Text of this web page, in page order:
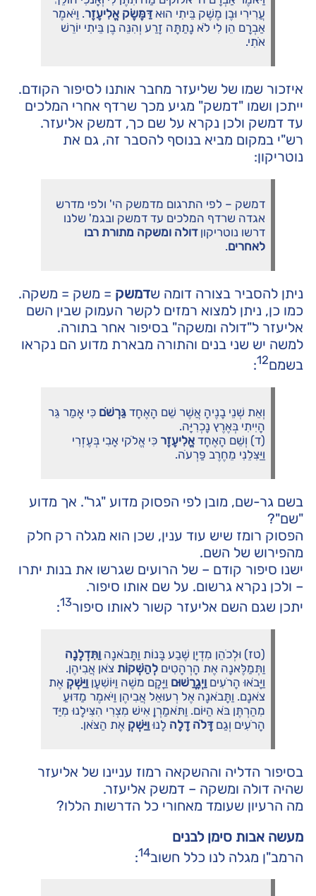
עֲרִירִי וּבֶן מֶשֶׁק בֵּיתִי הוּאדַּמֶּשֶׂק אֱלִיעֶזֶר. וַיֹּאמֶר
אַבְרָם הֵן לִי לֹא נָתַתָּה זָרַע וְהִנֵּה בֶן בֵּיתִי יוֹרֵשׁ
אֹתִי.
איזכור שמו של שליעזר מחבר אותנו לסיפור הקודם.
ייתכן ושמו "דמשק" מגיע מכך שרדף אחרי המלכים
עד דמשק ולכן נקרא על שם כך, דמשק אליעזר.
רש"י במקום מביא בנוסף להסבר זה, גם את
נוטריקון:
דמשק – לפי התרגום מדמשק הי' ולפי מדרש
אגדה שרדף המלכים עד דמשק ובגמ' שלנו
דרשו נוטריקוןדולה ומשקה מתורת רבו
לאחרים.
ניתן להסביר בצורה דומה שדמשק = משק = משקה.
כמו כן, ניתן למצוא רמזים לקשר העמוק שבין השם
אליעזר ל"דולה ומשקה" בסיפור אחר בתורה.
למשה יש שני בנים והתורה מבארת מדוע הם נקראו
בשמם12
:
וְאֵת שְׁנֵי בָנֶיהָ אֲשֶׁר שֵׁם הָאֶחָד גֵּרְשֹׁם כִּי אָמַר גֵּר
הָיִיתִי בְּאֶרֶץ נָכְרִיָּה.
(ד) וְשֵׁם הָאֶחָד אֱלִיעֶזֶר כִּי אֱלֹקי אָבִי בְּעֶזְרִי
וַיַּצִּלֵנִי מֵחֶרֶב פַּרְעֹה.
בשם גר-שם, מובן לפי הפסוק מדוע "גר". אך מדוע
"שם"?
הפסוק רומז שיש עוד ענין, שכן הוא מגלה רק חלק
מהפירוש של השם.
ישנו סיפור קודם – של הרועים שגרשו את בנות יתרו
– ולכן נקרא גרשום. על שם אותו סיפור.
יתכן שגם השם אליעזר קשור לאותו סיפור13
:
(טז) וּלְכֹהֵן מִדְיָן שֶׁבַע בָּנוֹת וַתָּבֹאנָה וַתִּדְלֶנָה
וַתְּמַלֶּאנָה אֶת הָרְהָטִים לְהַשְׁקוֹת צֹאן אֲבִיהֶן.
וַיָּבֹאוּ הָרֹעִים וַיְגָרֲשׁוּם וַיָּקָם משֶׁה וַיּוֹשִׁעָן וַיַּשְׁקְ אֶת
צֹאנָם. וַתָּבֹאנָה אֶל רְעוּאֵל אֲבִיהֶן וַיֹּאמֶר מַדּוּעַ
מִהַרְתֶּן בֹּא הַיּוֹם. וַתֹּאמַרְןָ אִישׁ מִצְרִי הִצִּילָנוּ מִיַּד
הָרֹעִים וְגַםדָּלֹה דָלָה לָנוּוַיַּשְׁקְ אֶת הַצֹּאן.
בסיפור הדליה וההשקאה רמוז עניינו של אליעזר
שהיה דולה ומשקה – דמשק אליעזר.
מה הרעיון שעומד מאחורי כל הדרשות הללו?
מעשה אבות סימן לבנים
הרמב"ן מגלה לנו כלל חשוב14
: